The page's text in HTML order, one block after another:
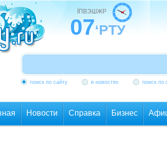
ЇПВЭШЖР
07‘РТУ
поиск по сайту в новостях
поиск по
Новости Справка Бизнес